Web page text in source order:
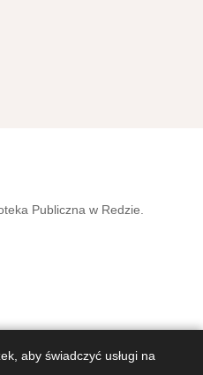
Publiczna w Redzie.
aby świadczyć usługi na